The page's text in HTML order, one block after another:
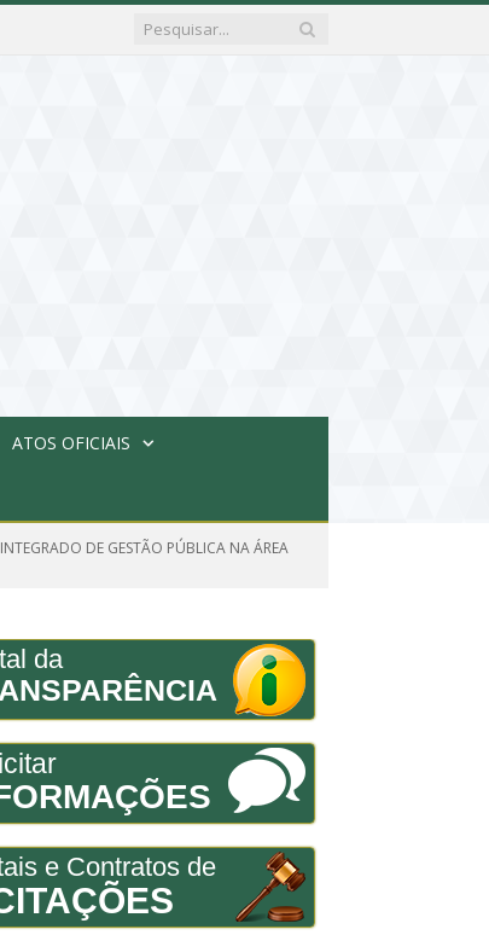
ATOS OFICIAIS
DE GESTÃO PÚBLICA NA ÁREA
da
e Contratos de